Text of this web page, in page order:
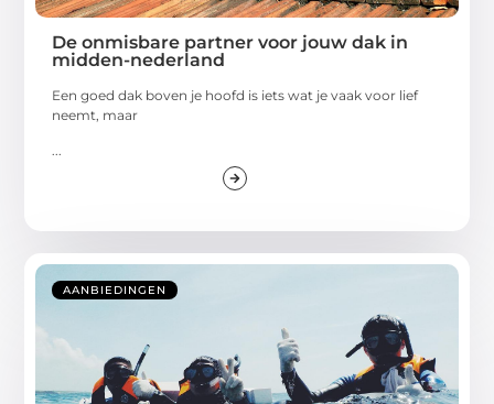
De onmisbare partner voor jouw dak in
midden-nederland
Een goed dak boven je hoofd is iets wat je vaak voor lief
neemt, maar
...
AANBIEDINGEN